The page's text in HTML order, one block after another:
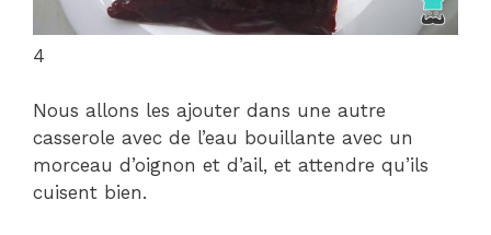
4
Nous allons les ajouter dans une autre
casserole avec de l’eau bouillante avec un
morceau d’oignon et d’ail, et attendre qu’ils
cuisent bien.